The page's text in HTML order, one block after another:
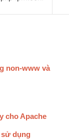
non-www và
cho Apache
dụng